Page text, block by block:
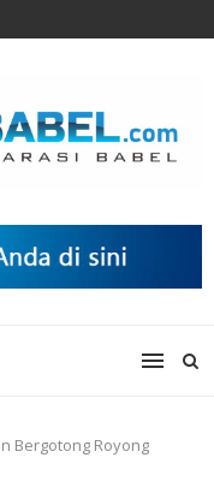
Bergotong Royong